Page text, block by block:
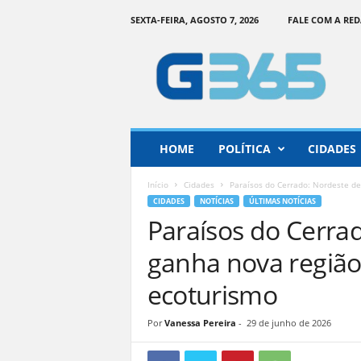
SEXTA-FEIRA, AGOSTO 7, 2026 FALE COM A
o
HOME POLÍTICA CIDADES
Início Cidades Paraísos do Cerrado: Nordeste
CIDADES NOTÍCIAS ÚLTIMAS NOTÍCIAS
Paraísos do
ganha nova
ecoturismo
Por Vanessa Pereira - 29 de junho de 2026